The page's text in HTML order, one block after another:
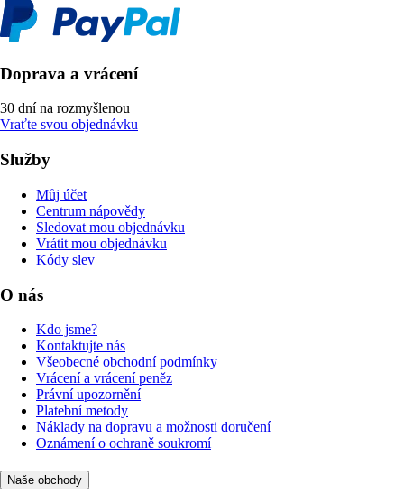
Doprava a vrácení
30 dní na rozmyšlenou
Vraťte svou objednávku
Služby
Můj účet
Centrum nápovědy
Sledovat mou objednávku
Vrátit mou objednávku
Kódy slev
O nás
Kdo jsme?
Kontaktujte nás
Všeobecné obchodní podmínky
Vrácení a vrácení peněz
Právní upozornění
Platební metody
Náklady na dopravu a možnosti doručení
Oznámení o ochraně soukromí
Naše obchody